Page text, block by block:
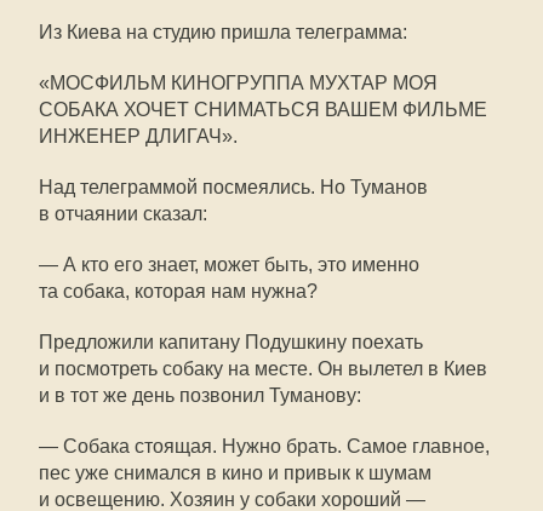
Из Киева на студию пришла телеграмма:
«МОСФИЛЬМ КИНОГРУППА МУХТАР МОЯ
СОБАКА ХОЧЕТ СНИМАТЬСЯ ВАШЕМ ФИЛЬМЕ
ИНЖЕНЕР ДЛИГАЧ».
Над телеграммой посмеялись. Но Туманов
в отчаянии сказал:
— А кто его знает, может быть, это именно
та собака, которая нам нужна?
Предложили капитану Подушкину поехать
и посмотреть собаку на месте. Он вылетел в Киев
и в тот же день позвонил Туманову:
— Собака стоящая. Нужно брать. Самое главное,
пес уже снимался в кино и привык к шумам
и освещению. Хозяин у собаки хороший —